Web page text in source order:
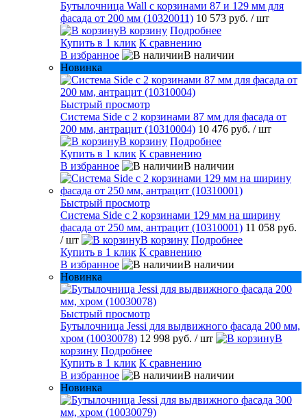
Бутылочница Wall с корзинами 87 и 129 мм для
фасада от 200 мм (10320011) 10 573 руб. / шт
В корзину Подробнее
Купить в 1 клик К сравнению
В избранное
В наличии
Новинка
Быстрый просмотр
Система Side с 2 корзинами 87 мм для фасада от
200 мм, антрацит (10310004) 10 476 руб. / шт
В корзину Подробнее
Купить в 1 клик К сравнению
В избранное
В наличии
Быстрый просмотр
Система Side c 2 корзинами 129 мм на ширину
фасада от 250 мм, антрацит (10310001) 11 058 руб.
/ шт
В корзину Подробнее
Купить в 1 клик К сравнению
В избранное
В наличии
Новинка
Быстрый просмотр
Бутылочница Jessi для выдвижного фасада 200 мм,
хром (10030078) 12 998 руб. / шт
В
корзину Подробнее
Купить в 1 клик К сравнению
В избранное
В наличии
Новинка